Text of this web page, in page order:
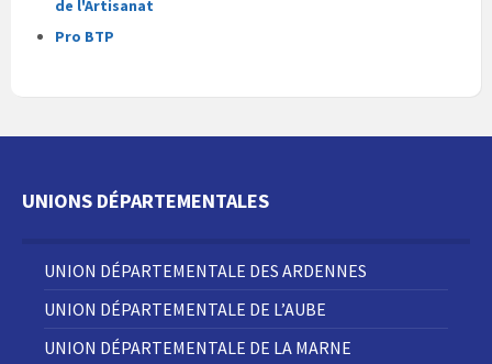
de l'Artisanat
Pro BTP
UNIONS DÉPARTEMENTALES
UNION DÉPARTEMENTALE DES ARDENNES
UNION DÉPARTEMENTALE DE L’AUBE
UNION DÉPARTEMENTALE DE LA MARNE